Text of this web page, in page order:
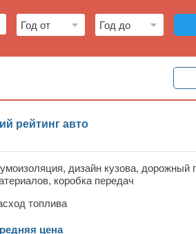
рейтинг авто
дизайн кузова, дорожный
коробка передач
топлива
цена